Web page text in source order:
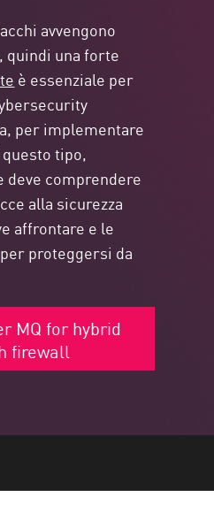
avvengono
quindi una forte
è essenziale per
per implementare
tipo,
deve comprendere
alla sicurezza
affrontare e le
proteggersi da
MQ for hybrid
firewall